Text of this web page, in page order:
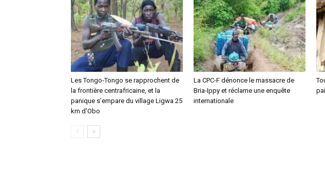
Les Tongo-Tongo se rapprochent de
la frontière centrafricaine, et la
panique s’empare du village Ligwa 25
km d’Obo
La CPC-F dénonce le massacre de
Bria-Ippy et réclame une enquête
internationale